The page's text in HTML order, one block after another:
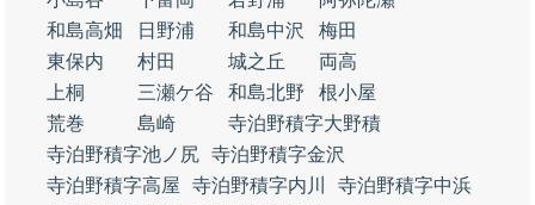
和島高畑
日野浦 和島中沢
梅田
東保内
村田 城之丘
両高
上桐
三瀬ケ谷 和島北野
根小屋
荒巻
島崎
寺泊野積字大野積
寺泊野積字池ノ尻 寺泊野積字金沢
寺泊野積字高屋
寺泊野積字内川
寺泊野積字中浜